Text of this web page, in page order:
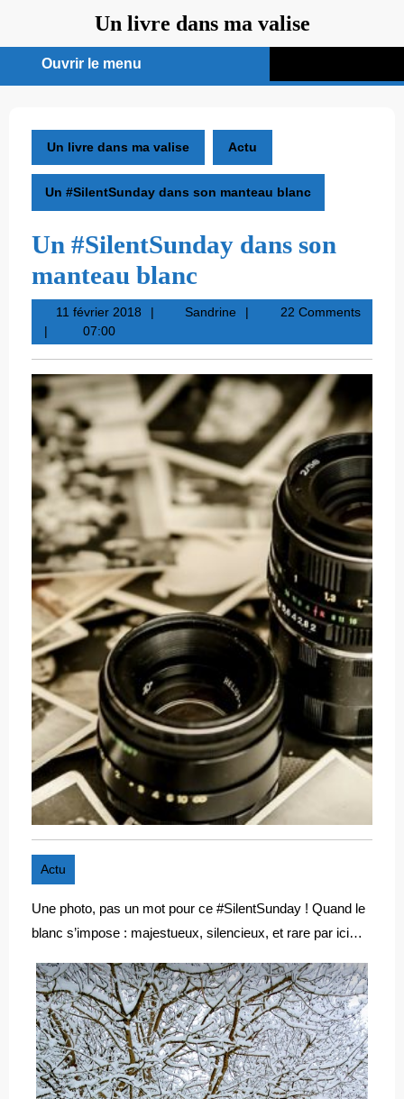
contenu
Un livre dans ma valise
Ouvrir le menu
menu
Un livre dans ma valise Actu
Un #SilentSunday dans son manteau blanc
Un #SilentSunday dans son
manteau blanc
11 février 201811
2018
SandrineSandrine22 Comments
07:00
Actu
Une photo, pas un mot pour ce #SilentSunday ! Quand le
blanc s’impose : majestueux, silencieux, et rare par ici…